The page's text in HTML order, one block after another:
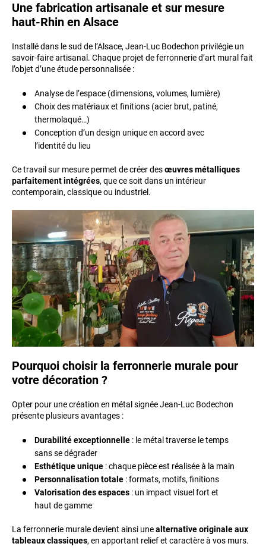
Une fabrication artisanale et sur mesure
haut-Rhin en Alsace
Installé dans le sud de l’Alsace, Jean‑Luc Bodechon privilégie un
savoir-faire artisanal. Chaque projet de ferronnerie d’art mural fait
l’objet d’une étude personnalisée :
Analyse de l’espace (dimensions, volumes, lumière)
Choix des matériaux et finitions (acier brut, patiné,
thermolaqué…)
Conception d’un design unique en accord avec
l’identité du lieu
Ce travail sur mesure permet de créer desœuvres métalliques
parfaitement intégrées, que ce soit dans un intérieur
contemporain, classique ou industriel.
Pourquoi choisir la ferronnerie murale pour
votre décoration ?
Opter pour une création en métal signée Jean‑Luc Bodechon
présente plusieurs avantages :
Durabilité exceptionnelle : le métal traverse le temps
sans se dégrader
Esthétique unique : chaque pièce est réalisée à la main
Personnalisation totale : formats, motifs, finitions
Valorisation des espaces : un impact visuel fort et
haut de gamme
La ferronnerie murale devient ainsi unealternative originale aux
tableaux classiques, en apportant relief et caractère à vos murs.